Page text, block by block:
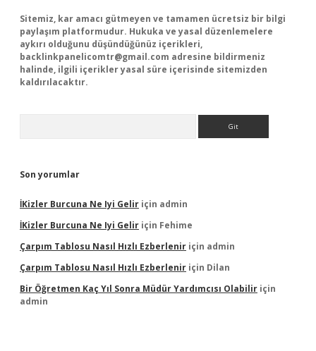
Sitemiz, kar amacı gütmeyen ve tamamen ücretsiz bir bilgi
paylaşım platformudur. Hukuka ve yasal düzenlemelere
aykırı olduğunu düşündüğünüz içerikleri,
backlinkpanelicomtr@gmail.com adresine bildirmeniz
halinde, ilgili içerikler yasal süre içerisinde sitemizden
kaldırılacaktır.
Son yorumlar
İKizler Burcuna Ne Iyi Gelir için admin
İKizler Burcuna Ne Iyi Gelir için Fehime
Çarpım Tablosu Nasıl Hızlı Ezberlenir için admin
Çarpım Tablosu Nasıl Hızlı Ezberlenir için Dilan
Bir Öğretmen Kaç Yıl Sonra Müdür Yardımcısı Olabilir için
admin